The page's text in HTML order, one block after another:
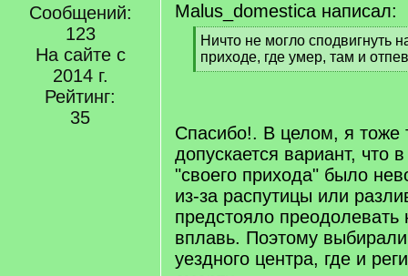
Сообщений:
123
На сайте с
2014 г.
Рейтинг:
35
Malus_domestica написал:
[
q
]
Ничто не могло сподвигнуть
приходе, где умер, там и
[
Спасибо!. В целом, я тоже
допускается вариант, что
"своего прихода" было
из-за распутицы или
предстояло преодолевать
вплавь. Поэтому
уездного центра, где и